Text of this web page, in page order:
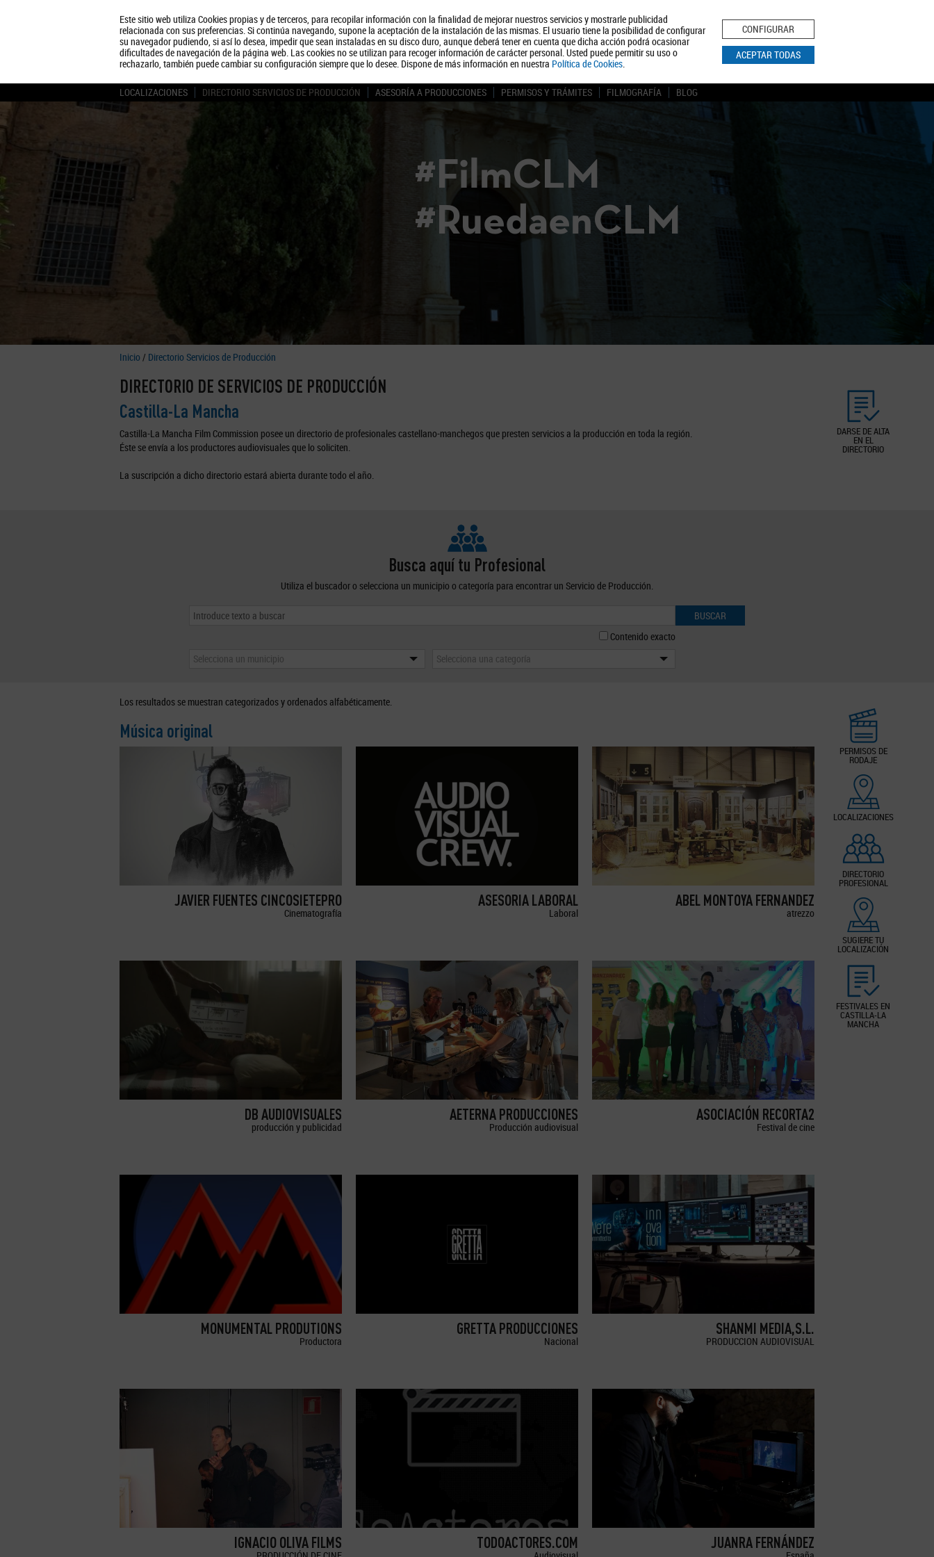
Este sitio web utiliza Cookies propias y de terceros, para recopilar información con la finalidad de mejorar nuestros servicios y mostrarle publicidad
relacionada con sus preferencias. Si continúa navegando, supone la aceptación de la instalación de las mismas. El usuario tiene la posibilidad de configurar
su navegador pudiendo, si así lo desea, impedir que sean instaladas en su disco duro, aunque deberá tener en cuenta que dicha acción podrá ocasionar
dificultades de navegación de la página web. Las cookies no se utilizan para recoger información de carácter personal. Usted puede permitir su uso o
rechazarlo, también puede cambiar su configuración siempre que lo desee. Dispone de más información en nuestra Política de Cookies.
CONFIGURAR
ACEPTAR TODAS
Quiénes somos Turismo Política de Privacidad Aviso Legal Política de Cookies
BUSCAR
LOCALIZACIONES DIRECTORIO SERVICIOS DE PRODUCCIÓN ASESORÍA A PRODUCCIONES PERMISOS Y TRÁMITES FILMOGRAFÍA BLOG
#FilmCLM
#RuedaenCLM
Inicio / Directorio Servicios de Producción
DARSE DE ALTA
EN EL
DIRECTORIO
DIRECTORIO DE SERVICIOS DE PRODUCCIÓN
Castilla-La Mancha
Castilla-La Mancha Film Commission posee un directorio de profesionales castellano-manchegos que presten servicios a la producción en toda la región.
Éste se envía a los productores audiovisuales que lo soliciten.
La suscripción a dicho directorio estará abierta durante todo el año.
Busca aquí tu Profesional
Utiliza el buscador o selecciona un municipio o categoría para encontrar un Servicio de Producción.
BUSCAR
Contenido exacto
Selecciona un municipio
Selecciona una categoría
PERMISOS DE
RODAJE
LOCALIZACIONES
DIRECTORIO
PROFESIONAL
SUGIERE TU
LOCALIZACIÓN
FESTIVALES EN
CASTILLA-LA
MANCHA
Los resultados se muestran categorizados y ordenados alfabéticamente.
Música original
JAVIER FUENTES CINCOSIETEPRO
Cinematografía
ASESORIA LABORAL
Laboral
ABEL MONTOYA FERNANDEZ
atrezzo
DB AUDIOVISUALES
producción y publicidad
AETERNA PRODUCCIONES
Producción audiovisual
ASOCIACIÓN RECORTA2
Festival de cine
MONUMENTAL PRODUTIONS
Productora
GRETTA PRODUCCIONES
Nacional
SHANMI MEDIA,S.L.
PRODUCCION AUDIOVISUAL
IGNACIO OLIVA FILMS TODOACTORES.COM JUANRA FERNÁNDEZ